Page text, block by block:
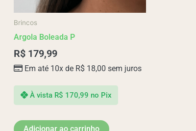
Brincos
Argola Boleada P
R$ 179,99
Em até 10x de R$ 18,00 sem juros
À vista R$ 170,99 no Pix
Adicionar ao carrinho